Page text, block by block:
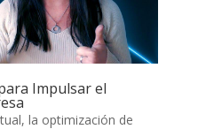
Impulsar el
la optimización de